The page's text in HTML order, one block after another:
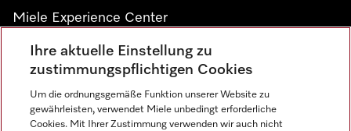
Miele Experience Center
Alle Miele Experience Center anzeigen
Newsletter
Ihre aktuelle Einstellung zu
zustimmungspflichtigen Cookies
Um die ordnungsgemäße Funktion unserer Website zu
gewährleisten, verwendet Miele unbedingt erforderliche
Cookies. Mit Ihrer Zustimmung verwenden wir auch nicht